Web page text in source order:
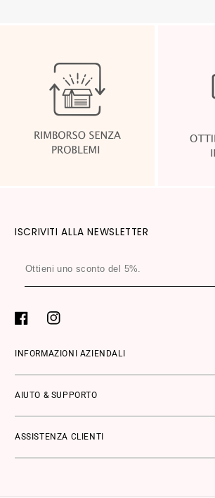
ISCRIVITI ALLA NEWSLETTER
Ottieni
uno
del
FacebookInstagram
INFORMAZIONI AZIENDALI
AIUTO & SUPPORTO
ASSISTENZA CLIENTI